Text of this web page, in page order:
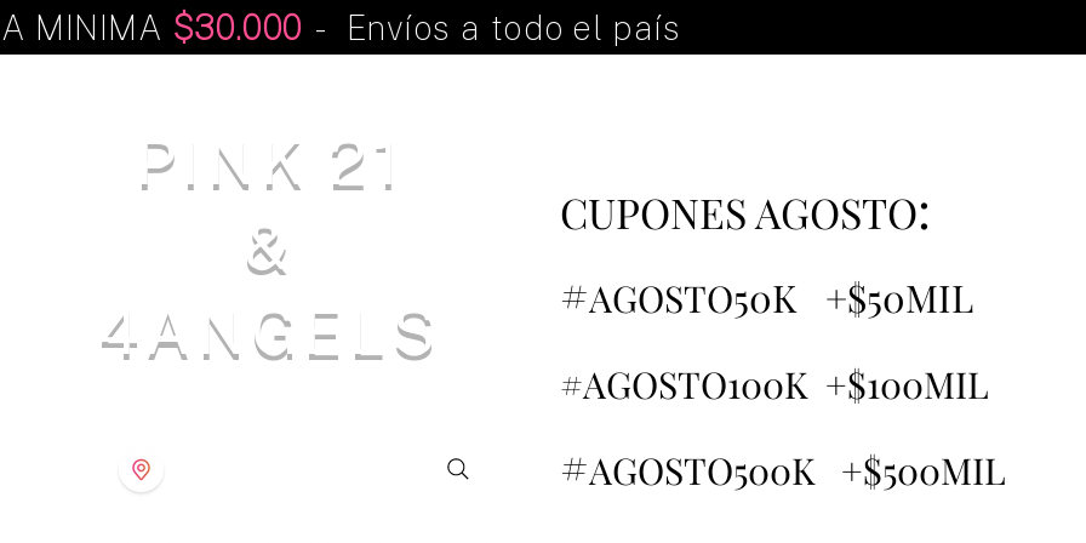
MINIMA $30.000 - Envíos a todo el país
PINK 21
&
4ANGELS
CUPONES AGOSTO:
#AGOSTO50K +$50MIL
#AGOSTO100K +$100MIL
#AGOSTO500K +$500MIL